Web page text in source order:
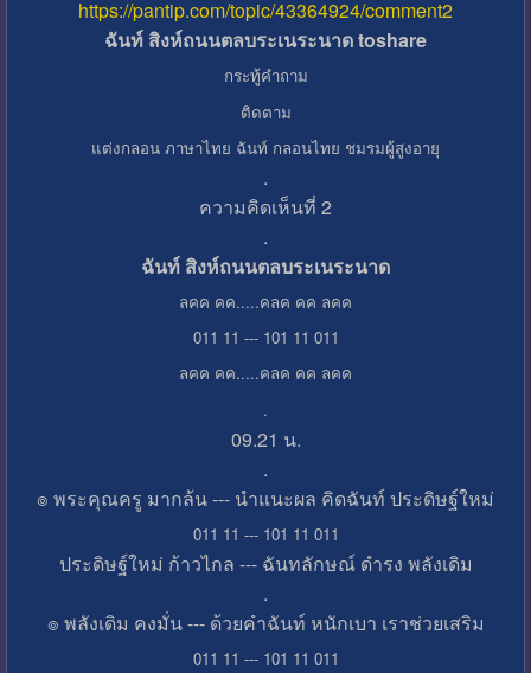
https://pantip.com/topic/43364924/comment2
ฉันท์ สิงห์ถนนตลบระเนระนาด toshare
กระทู้คำถาม
ติดตาม
แต่งกลอน ภาษาไทย ฉันท์ กลอนไทย ชมรมผู้สูงอายุ
.
ความคิดเห็นที่ 2
.
ฉันท์ สิงห์ถนนตลบระเนระนาด
ลคค คค.....คลค คค ลคค
011 11 --- 101 11 011
ลคค คค.....คลค คค ลคค
.
09.21 น.
.
๏ พระคุณครู มากล้น --- นำแนะผล คิดฉันท์ ประดิษฐ์ใหม่
011 11 --- 101 11 011
ประดิษฐ์ใหม่ ก้าวไกล --- ฉันทลักษณ์ ดำรง พลังเดิม
.
๏ พลังเดิม คงมั่น --- ด้วยคำฉันท์ หนักเบา เราช่วยเสริม
011 11 --- 101 11 011